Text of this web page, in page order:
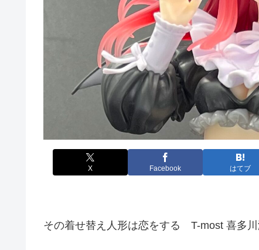
X Facebook はてブ
その着せ替え人形は恋をする T-most 喜多川